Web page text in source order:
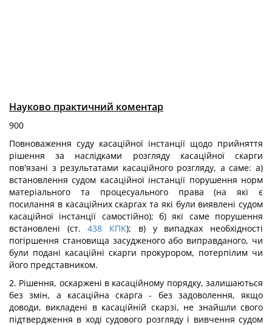
Науково практичний коментар
900
Повноваження суду касаційної інстанції щодо прийняття
рішення за наслідками розгляду касаційної скарги
пов'язані з результатами касаційного розгляду, а саме: а)
встановлення судом касаційної інстанції порушення норм
матеріального та процесуального права (на які є
посилання в касаційних скаргах та які були виявлені судом
касаційної інстанції самостійно); б) які саме порушення
встановлені (ст. 438 КПК); в) у випадках необхідності
погіршення становища засудженого або виправданого, чи
були подані касаційні скарги прокурором, потерпілим чи
його представником.
2. Рішення, оскаржені в касаційному порядку, залишаються
без змін, а касаційна скарга - без задоволення, якщо
доводи, викладені в касаційній скарзі, не знайшли свого
підтвердження в ході судового розгляду і вивчення судом